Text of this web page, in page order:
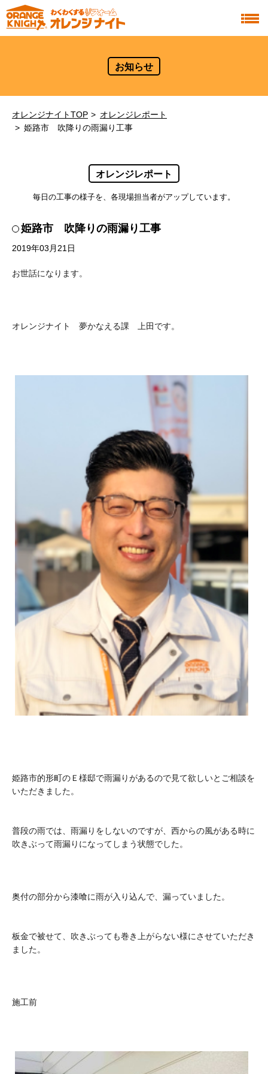
お知らせ
オレンジナイトTOP
オレンジレポート
姫路市 吹降りの雨漏り工事
オレンジレポート
毎日の工事の様子を、各現場担当者がアップしています。
姫路市 吹降りの雨漏り工事
2019年03月21日
お世話になります。
オレンジナイト 夢かなえる課 上田です。
姫路市的形町のＥ様邸で雨漏りがあるので見て欲しいとご相談を
いただきました。
普段の雨では、雨漏りをしないのですが、西からの風がある時に
吹きぶって雨漏りになってしまう状態でした。
奥付の部分から漆喰に雨が入り込んで、漏っていました。
板金で被せて、吹きぶっても巻き上がらない様にさせていただき
ました。
施工前